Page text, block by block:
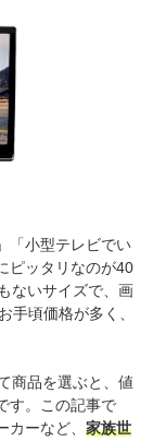
「小型テレビでい
ピッタリなのが40
ないサイズで、画
手頃価格が多く、
商品を選ぶと、値
す。この記事で
ーなど、 家族世